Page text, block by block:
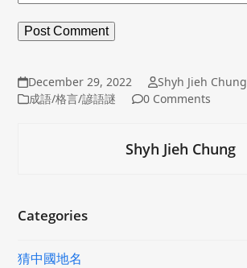
December 29, 2022
Shyh Jieh Chung
成語/格言/諺語謎
0 Comments
Shyh Jieh Chung
Categories
猜中國地名